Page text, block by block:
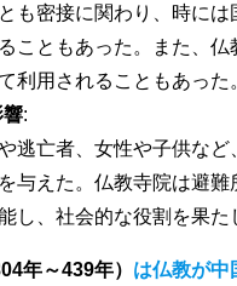
も密接に関わり、時には
こともあった。また、仏
利用されることもあった
響:
逃亡者、女性や子供など
与えた。仏教寺院は避難
し、社会的な役割を果た
年～439年） は仏教が中